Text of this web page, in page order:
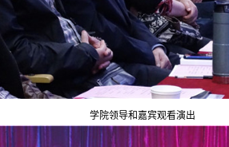
学院领导和嘉宾观看演出